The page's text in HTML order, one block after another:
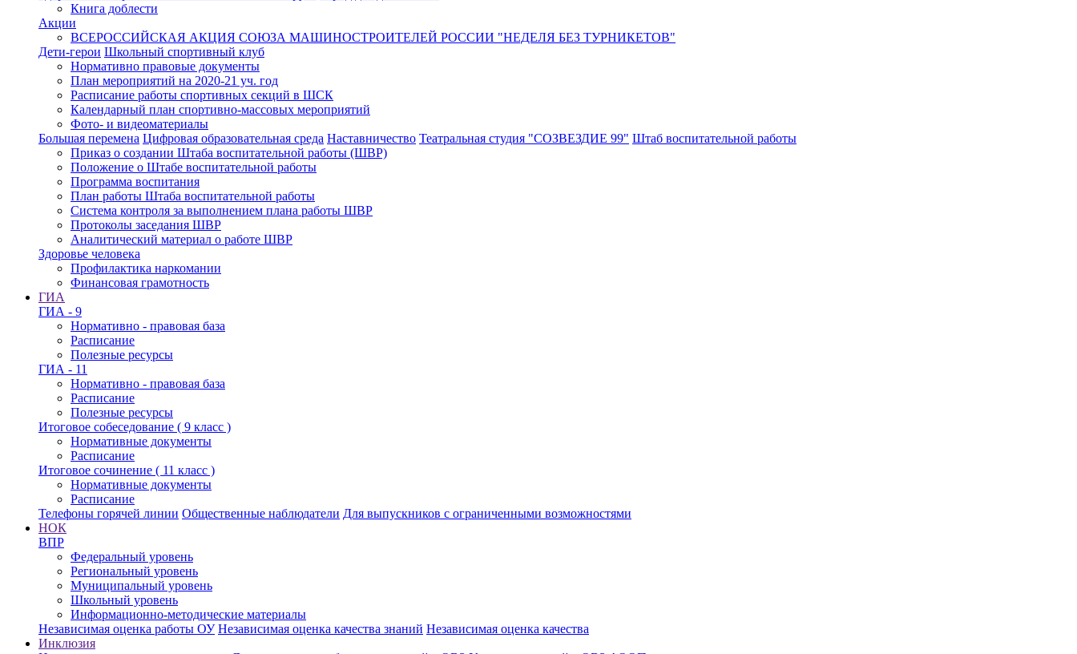
Книга доблести
Акции
ВСЕРОССИЙСКАЯ АКЦИЯ СОЮЗА МАШИНОСТРОИТЕЛЕЙ РОССИИ "НЕДЕЛЯ БЕЗ ТУРНИКЕТОВ"
Дети-герои Школьный спортивный клуб
Нормативно правовые документы
План мероприятий на 2020-21 уч. год
Расписание работы спортивных секций в ШСК
Календарный план спортивно-массовых мероприятий
Фото- и видеоматериалы
Большая перемена Цифровая образовательная среда Наставничество Театральная студия "СОЗВЕЗДИЕ 99" Штаб воспитательной работы
Приказ о создании Штаба воспитательной работы (ШВР)
Положение о Штабе воспитательной работы
Программа воспитания
План работы Штаба воспитательной работы
Система контроля за выполнением плана работы ШВР
Протоколы заседания ШВР
Аналитический материал о работе ШВР
Здоровье человека
Профилактика наркомании
Финансовая грамотность
ГИА
ГИА - 9
Нормативно - правовая база
Расписание
Полезные ресурсы
ГИА - 11
Нормативно - правовая база
Расписание
Полезные ресурсы
Итоговое собеседование ( 9 класс )
Нормативные документы
Расписание
Итоговое сочинение ( 11 класс )
Нормативные документы
Расписание
Телефоны горячей линии Общественные наблюдатели Для выпускников с ограниченными возможностями
НОК
ВПР
Федеральный уровень
Региональный уровень
Муниципальный уровень
Школьный уровень
Информационно-методические материалы
Независимая оценка работы ОУ Независимая оценка качества знаний Независимая оценка качества
Инклюзия